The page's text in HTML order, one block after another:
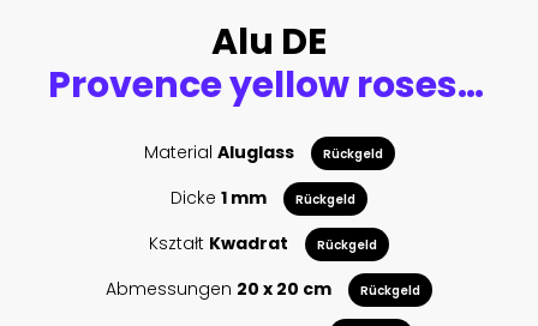
Alu DE
Provence yellow roses seamless pattern
Material Aluglass Rückgeld
Dicke 1 mm Rückgeld
Kształt Kwadrat Rückgeld
Abmessungen 20 x 20 cm Rückgeld